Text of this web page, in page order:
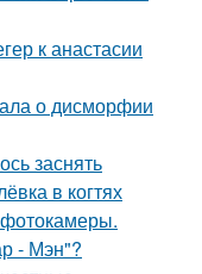
к анастасии
о дисморфии
заснять
в когтях
- Мэн"?